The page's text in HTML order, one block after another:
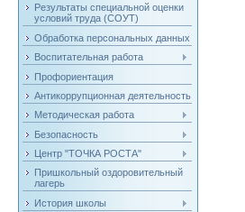
Результаты специальной оценки
условий труда (СОУТ)
Обработка персональных данных
Воспитательная работа
Профориентация
Антикоррупционная деятельность
Методическая работа
Безопасность
Центр "ТОЧКА РОСТА"
Пришкольный оздоровительный
лагерь
История школы